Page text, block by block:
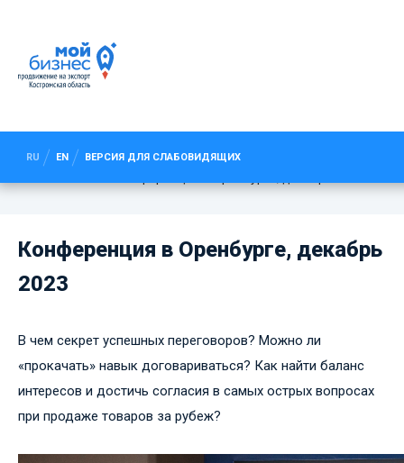
RU EN ВЕРСИЯ ДЛЯ СЛАБОВИДЯЩИХ
ДЕКАБРЬ 2023
Конференция в Оренбурге, декабрь
2023
В чем секрет успешных переговоров? Можно ли
«прокачать» навык договариваться? Как найти баланс
интересов и достичь согласия в самых острых вопросах
при продаже товаров за рубеж?